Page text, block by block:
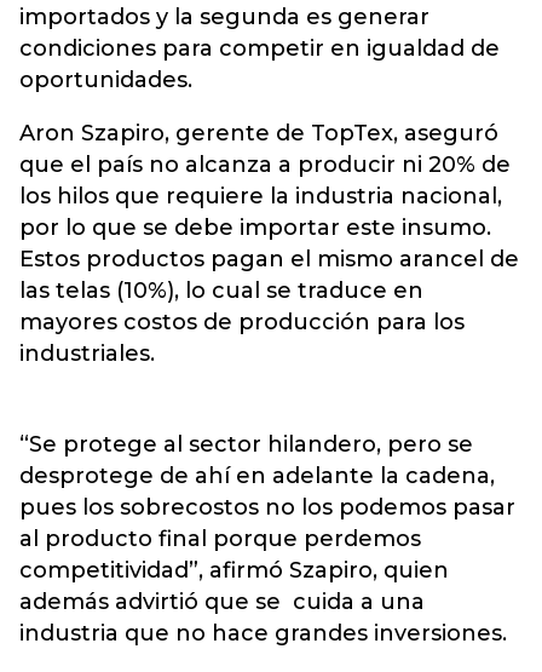
importados y la segunda es generar
condiciones para competir en igualdad de
oportunidades.
Aron Szapiro, gerente de TopTex, aseguró
que el país no alcanza a producir ni 20% de
los hilos que requiere la industria nacional,
por lo que se debe importar este insumo.
Estos productos pagan el mismo arancel de
las telas (10%), lo cual se traduce en
mayores costos de producción para los
industriales.
“Se protege al sector hilandero, pero se
desprotege de ahí en adelante la cadena,
pues los sobrecostos no los podemos pasar
al producto final porque perdemos
competitividad”, afirmó Szapiro, quien
además advirtió que se cuida a una
industria que no hace grandes inversiones.